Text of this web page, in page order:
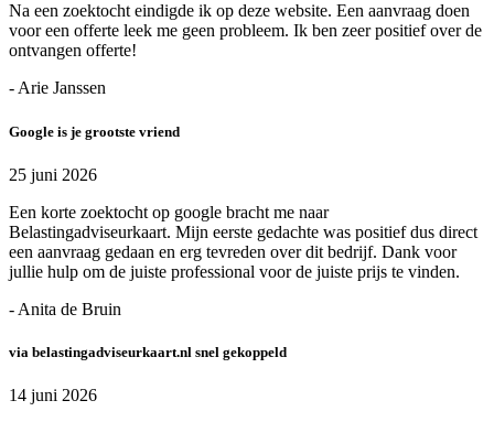
Na een zoektocht eindigde ik op deze website. Een aanvraag doen
voor een offerte leek me geen probleem. Ik ben zeer positief over de
ontvangen offerte!
- Arie Janssen
Google is je grootste vriend
25 juni 2026
Een korte zoektocht op google bracht me naar
Belastingadviseurkaart. Mijn eerste gedachte was positief dus direct
een aanvraag gedaan en erg tevreden over dit bedrijf. Dank voor
jullie hulp om de juiste professional voor de juiste prijs te vinden.
- Anita de Bruin
via belastingadviseurkaart.nl snel gekoppeld
14 juni 2026